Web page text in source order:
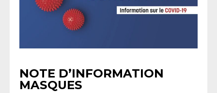
NOTE D’INFORMATION
MASQUES